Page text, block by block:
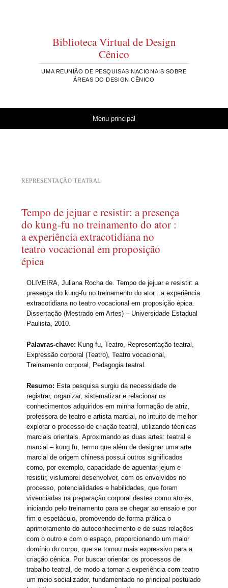
Biblioteca Virtual de Design
Cênico
UMA REUNIÃO DE PESQUISAS NACIONAIS SOBRE
ÁREAS DO DESIGN CÊNICO
Menu principal
REPRESENTAÇÃO TEATRAL
Tempo de jejuar e resistir: a presença
do kung-fu no treinamento do ator :
a experiência extracotidiana no
teatro vocacional em proposição
épica
OLIVEIRA, Juliana Rocha de. Tempo de jejuar e resistir: a
presença do kung-fu no treinamento do ator : a experiência
extracotidiana no teatro vocacional em proposição épica.
Dissertação (Mestrado em Artes) – Universidade Estadual
Paulista, 2010.
Palavras-chave: Kung-fu, Teatro, Representação teatral,
Expressão corporal (Teatro), Teatro vocacional,
Treinamento corporal, Pedagogia teatral.
Resumo: Esta pesquisa surgiu da necessidade de
registrar, organizar, sistematizar e relacionar os
conhecimentos adquiridos em minha formação de atriz,
professora de teatro e artista marcial, no intuito de melhor
explorar o processo de criação teatral, utilizando técnicas
marciais orientais. Aproximando as duas artes: teatral e
marcial – kung fu, termo que além de designar uma arte
marcial de origem chinesa possui outros significados
como, por exemplo, capacidade de aguentar jejum e
resistir, vislumbrei desenvolver, com os envolvidos no
processo, potencialidades e habilidades, que foram
vivenciadas na preparação corporal destes como atores,
iniciando pelo treinamento para se chegar ao ensaio e por
fim o espetáculo, promovendo de forma prática o
aprimoramento do autoconhecimento e de suas relações
com o outro e com o espaço, proporcionando um maior
domínio do corpo, que se tornou mais expressivo para a
criação cênica. Por buscar orientar os processos de
trabalho teatral, de modo a tornar a experiência com teatro
um meio socializador, fundamentado no principal postulado